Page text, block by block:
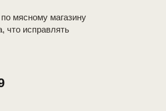
мясному магазину
что исправлять